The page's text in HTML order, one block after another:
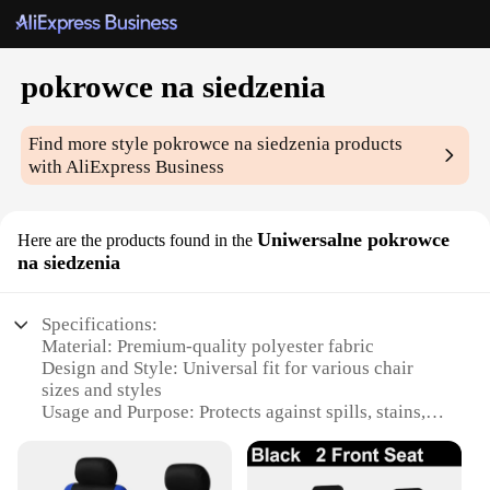
pokrowce na siedzenia
Find more stylepokrowce na siedzenia products
with AliExpress Business
Here are the products found in the Uniwersalne pokrowce
na siedzenia
Specifications:
Material: Premium-quality polyester fabric
Design and Style: Universal fit for various chair
sizes and styles
Usage and Purpose: Protects against spills, stains,
Performance and Property: Durable, easy to clean,
and resistant to fading